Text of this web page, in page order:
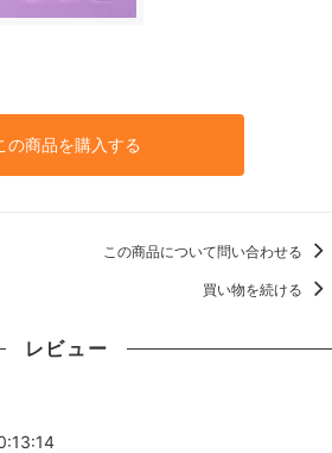
の商品を購入する
この商品について問い合わせる
買い物を続ける
レビュー